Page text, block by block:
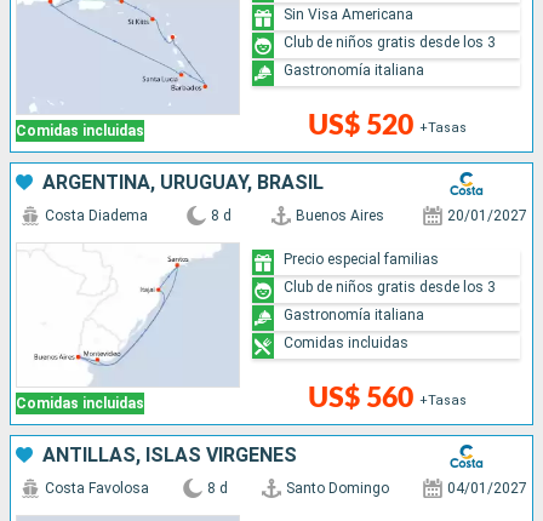
Comidas incluidas US$ 520 +Tasas
Sin Visa Americana
Club de niños gratis desde los 3
Gastronomía italiana
ARGENTINA, URUGUAY, BRASIL
Comidas incluidas
Costa Diadema 8 d Buenos Aires 20/01/2027
US$ 560 +Tasas
Precio especial familias
Club de niños gratis desde los 3
Gastronomía italiana
Comidas incluidas
ANTILLAS, ISLAS VÍRGENES
Costa Favolosa 8 d Santo Domingo 04/01/2027